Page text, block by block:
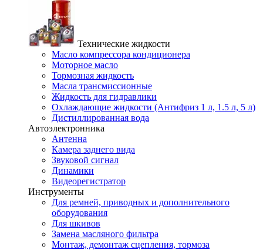
Технические жидкости
Масло компрессора кондиционера
Моторное масло
Тормозная жидкость
Масла трансмиссионные
Жидкость для гидравлики
Охлаждающие жидкости (Антифриз 1 л, 1.5 л, 5 л)
Дистиллированная вода
Автоэлектронника
Антенна
Камера заднего вида
Звуковой сигнал
Динамики
Видеорегистратор
Инструменты
Для ремней, приводных и дополнительного
оборудования
Для шкивов
Замена масляного фильтра
Монтаж, демонтаж сцепления, тормоза